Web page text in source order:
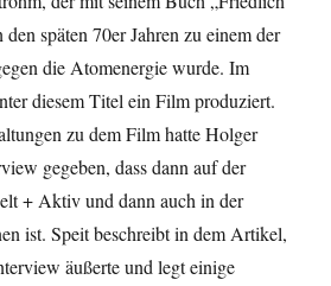
späten 70er Jahren zu einem der
die Atomenergie wurde. Im
diesem Titel ein Film produziert.
zu dem Film hatte Holger
gegeben, dass dann auf der
+ Aktiv und dann auch in der
ist. Speit beschreibt in dem Artikel,
äußerte und legt einige